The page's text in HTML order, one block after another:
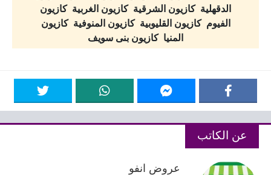
الدقهلية كازيون الشرقية كازيون الغربية كازيون
الفيوم كازيون القليوبية كازيون المنوفية كازيون
المنيا كازيون بنى سويف
عن الكاتب
عروض انفو